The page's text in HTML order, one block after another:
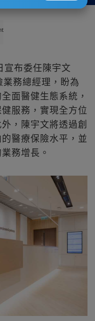
布委任陳宇文
業務總經理，盼為
面醫健生態系統，
服務，實現全方位
，陳宇文將透過創
醫療保險水平，並
務增長。